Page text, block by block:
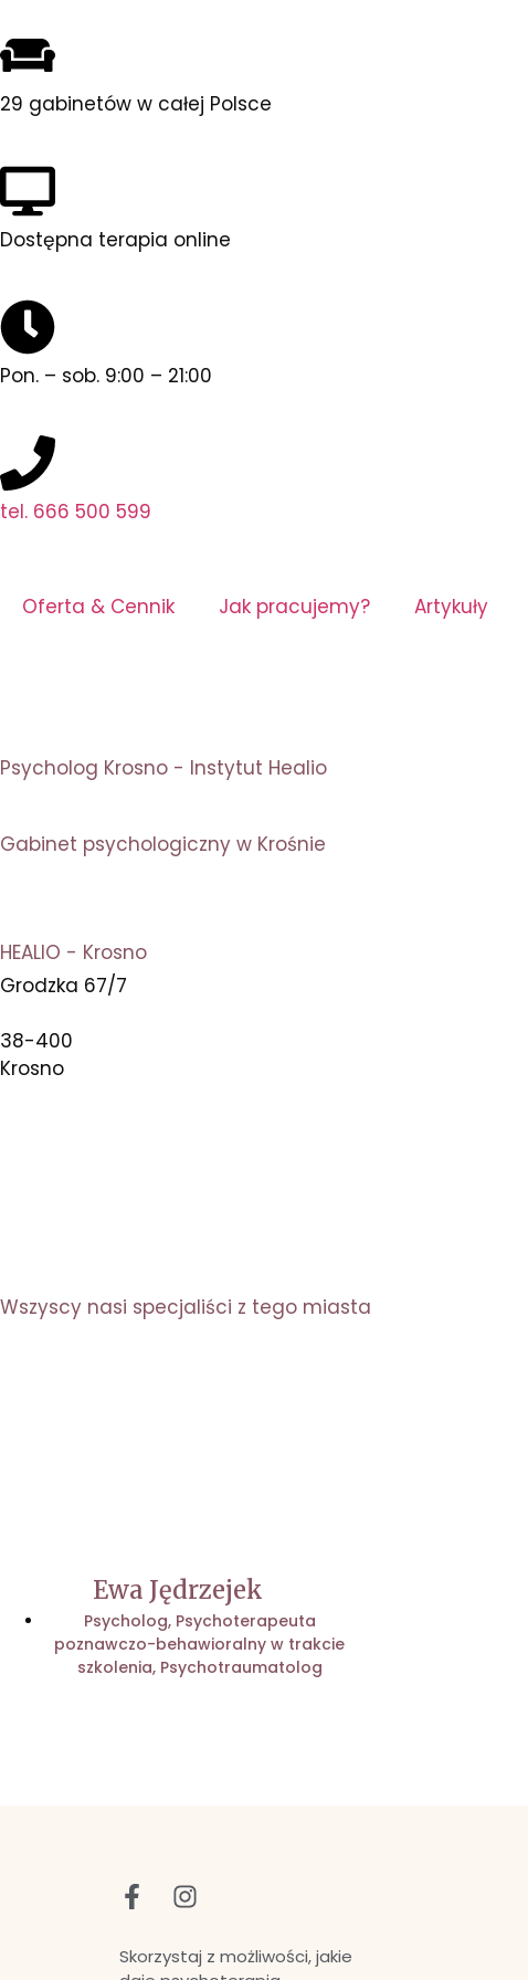
29 gabinetów w całej Polsce
Dostępna terapia online
Pon. – sob. 9:00 – 21:00
tel. 666 500 599
Oferta & Cennik Jak pracujemy? Artykuły
Psycholog Krosno - Instytut Healio
Gabinet psychologiczny w Krośnie
HEALIO - Krosno
Grodzka 67/7
38-400
Krosno
Wszyscy nasi specjaliści z tego miasta
Ewa Jędrzejek
Psycholog, Psychoterapeuta
poznawczo-behawioralny w trakcie
szkolenia, Psychotraumatolog
Skorzystaj z możliwości, jakie